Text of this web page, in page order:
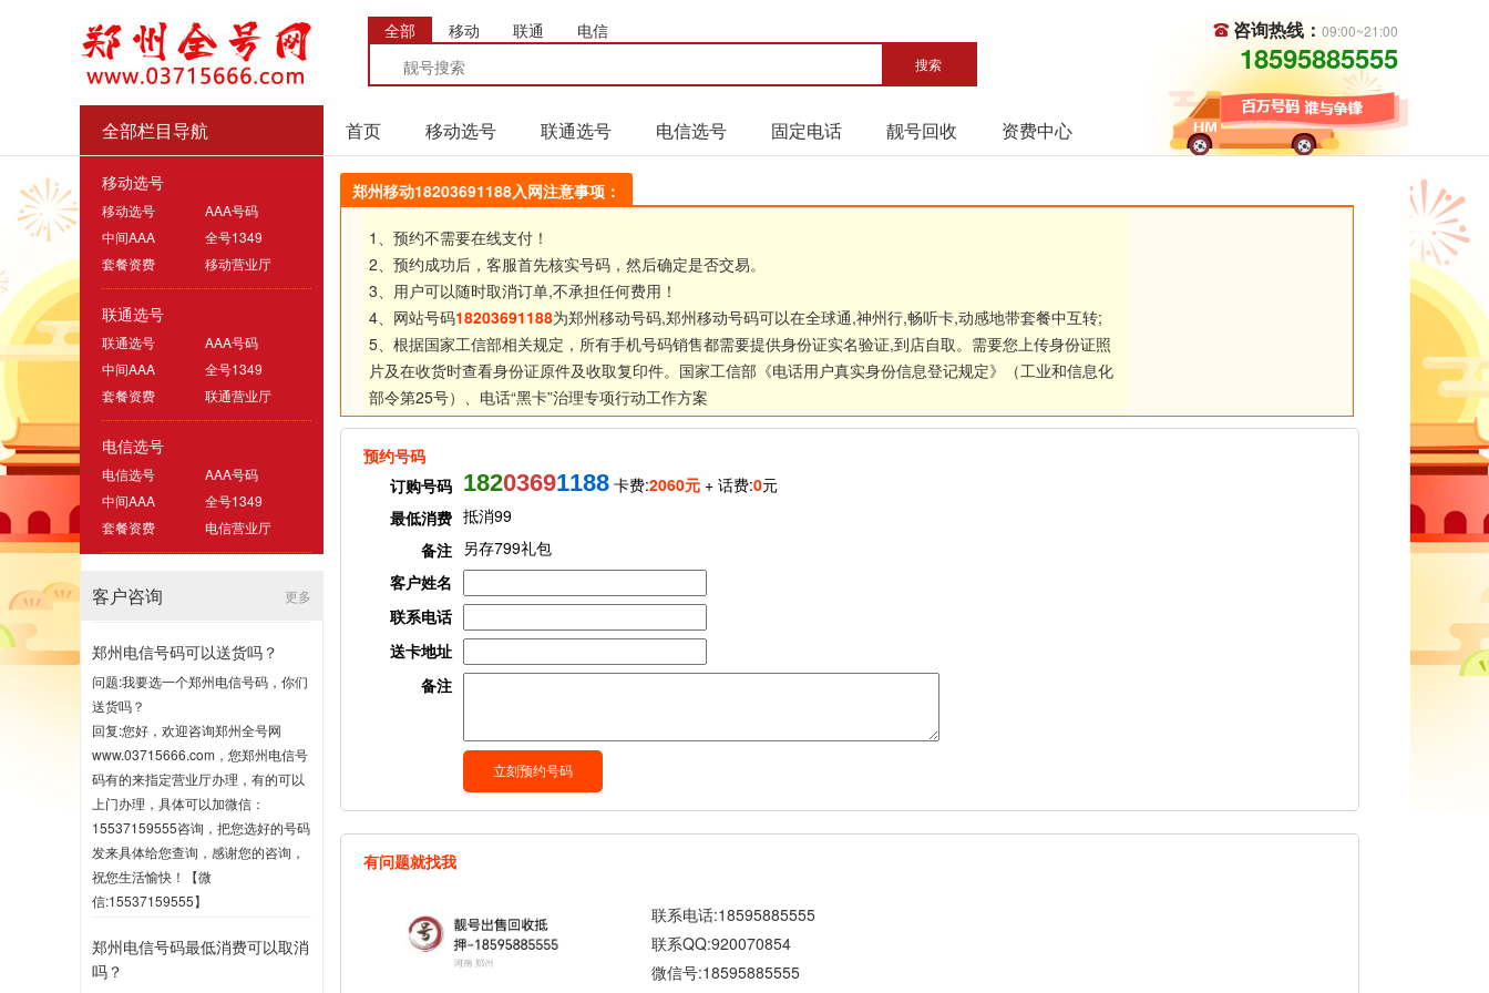
全部 移动 联通 电信 咨询热线： 09:00~21:00
18595885555
全部栏目导航 首页 移动选号 联通选号 电信选号 固定电话 靓号回收 资费中心
移动选号
移动选号
AAA号码
中间AAA
全号1349
套餐资费
移动营业厅
联通选号
联通选号
AAA号码
中间AAA
全号1349
套餐资费
联通营业厅
电信选号
电信选号
AAA号码
中间AAA
全号1349
套餐资费
电信营业厅
更多
客户咨询
郑州电信号码可以送货吗？
问题:我要选一个郑州电信号码，你们
送货吗？
回复:您好，欢迎咨询郑州全号网
www.03715666.com，您郑州电信号
码有的来指定营业厅办理，有的可以
上门办理，具体可以加微信：
15537159555咨询，把您选好的号码
发来具体给您查询，感谢您的咨询，
祝您生活愉快！【微
信:15537159555】
郑州电信号码最低消费可以取消
吗？
郑州移动18203691188入网注意事项：
1、预约不需要在线支付！
2、预约成功后，客服首先核实号码，然后确定是否交易。
3、用户可以随时取消订单,不承担任何费用！
4、网站号码18203691188为郑州移动号码,郑州移动号码可以在全球通,神州行,畅听卡,动感地带套餐中互转;
5、根据国家工信部相关规定，所有手机号码销售都需要提供身份证实名验证,到店自取。需要您上传身份证照
片及在收货时查看身份证原件及收取复印件。国家工信部《电话用户真实身份信息登记规定》（工业和信息化
部令第25号）、 电话“黑卡”治理专项行动工作方案
预约号码
订购号码 18203691188 卡费:2060元 + 话费:0元
最低消费 抵消99
备注 另存799礼包
客户姓名
联系电话
送卡地址
备注
有问题就找我
联系电话:18595885555
联系QQ:920070854
微信号:18595885555